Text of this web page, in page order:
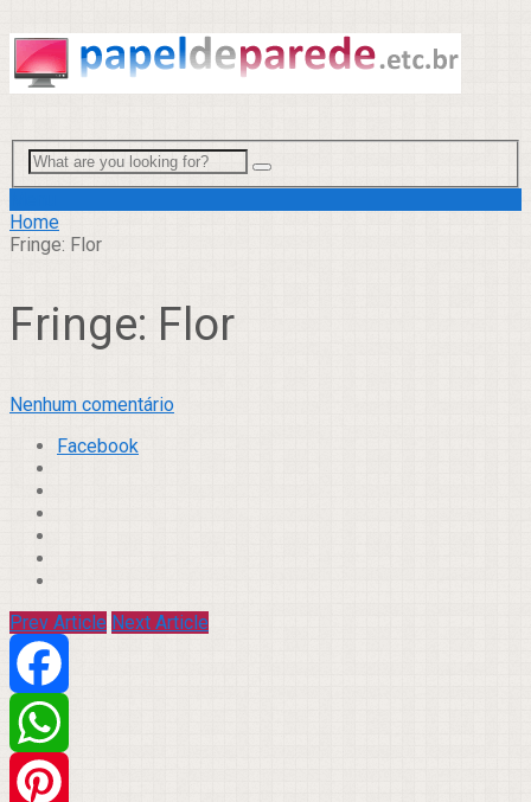
Home
Fringe: Flor
Fringe: Flor
Nenhum comentário
Facebook
Prev Article Next Article
Facebook
WhatsApp